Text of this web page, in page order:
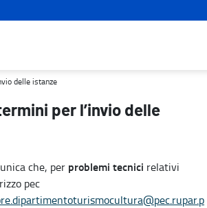
e cultura
delle istanze
per l’invio delle
che, per problemi tecnici relativi
pec